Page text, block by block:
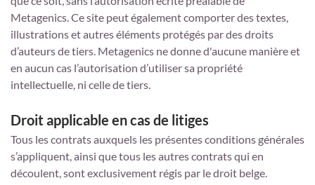
Metagenics. Ce site peut également comporter des textes,
illustrations et autres éléments protégés par des droits
d’auteurs de tiers. Metagenics ne donne d'aucune manière et
en aucun cas l’autorisation d’utiliser sa propriété
intellectuelle, ni celle de tiers.
Droit applicable en cas de litiges
Tous les contrats auxquels les présentes conditions générales
s’appliquent, ainsi que tous les autres contrats qui en
découlent, sont exclusivement régis par le droit belge.